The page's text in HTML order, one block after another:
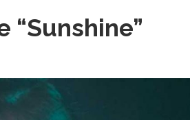
“Sunshine”